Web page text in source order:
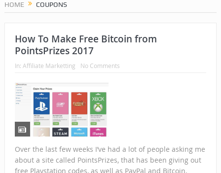
HOME COUPONS
How To Make Free Bitcoin from
PointsPrizes 2017
In: Affiliate Marketting No Comments
Over the last few weeks I’ve had a lot of people asking me
about a site called PointsPrizes, that has been giving out
free Playstation codes, as well as PayPal and Bitcoin.